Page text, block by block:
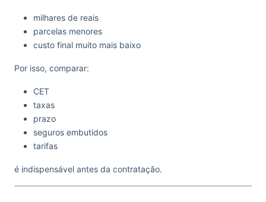
milhares de reais
parcelas menores
custo final muito mais baixo
Por isso, comparar:
CET
taxas
prazo
seguros embutidos
tarifas
é indispensável antes da contratação.